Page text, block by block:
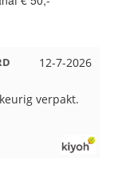
12-7-2026